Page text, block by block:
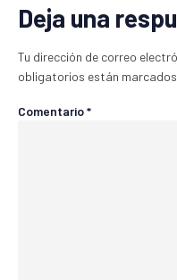
Deja una
Tu dirección de correo
obligatorios están
Comentario*